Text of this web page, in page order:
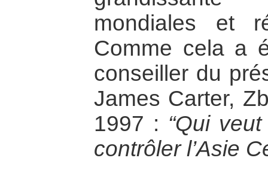
mondiales et
Comme cela a
conseiller du
James Carter,
1997 : “Qui
contrôler l’Asie